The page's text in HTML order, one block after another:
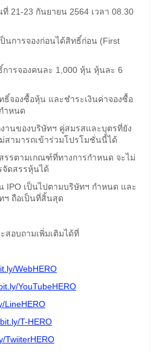
21-23 กันยายน 2564 เวลา 08.30
นการจองก่อนได้สิทธิ์ก่อน (First
ารจองคนละ 1,000 หุ้น หุ้นละ 6
จองซื้อหุ้น และชำระเงินค่าจองซื้อ
ำหนด
านของบริษัทฯ คู่สมรสและบุตรที่ยัง
สามารถเข้าร่วมโปรโมชั่นนี้ได้
รรตามเกณฑ์ที่ทางการกำหนด จะไม่
จัดสรรหุ้นได้
IPO เป็นไปตามบริษัทฯ กำหนด และ
ฯ ถือเป็นที่สิ้นสุด
สอบถามเพิ่มเติมได้ที่
WebHERO
YouTubeHERO
LineHERO
T-HERO
TwiiterHERO